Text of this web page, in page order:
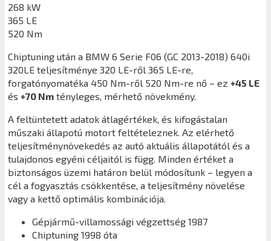
268 kW
365 LE
520 Nm
Chiptuning után a BMW 6 Serie F06 (GC 2013-2018) 640i
320LE teljesítménye 320 LE-ről 365 LE-re,
forgatónyomatéka 450 Nm-ről 520 Nm-re nő – ez +45 LE
és +70 Nm tényleges, mérhető növekmény.
A feltüntetett adatok átlagértékek, és kifogástalan
műszaki állapotú motort feltételeznek. Az elérhető
teljesítménynövekedés az autó aktuális állapotától és a
tulajdonos egyéni céljaitól is függ. Minden értéket a
biztonságos üzemi határon belül módosítunk – legyen a
cél a fogyasztás csökkentése, a teljesítmény növelése
vagy a kettő optimális kombinációja.
Gépjármű-villamossági végzettség 1987
Chiptuning 1998 óta